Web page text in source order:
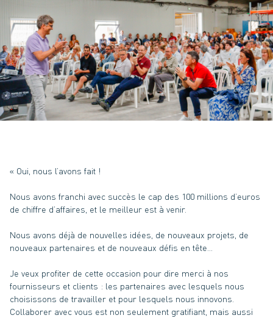
« Oui, nous l’avons fait !
Nous avons franchi avec succès le cap des 100 millions d’euros
de chiffre d’affaires, et le meilleur est à venir.
Nous avons déjà de nouvelles idées, de nouveaux projets, de
nouveaux partenaires et de nouveaux défis en tête…
Je veux profiter de cette occasion pour dire merci à nos
fournisseurs et clients : les partenaires avec lesquels nous
choisissons de travailler et pour lesquels nous innovons.
Collaborer avec vous est non seulement gratifiant, mais aussi